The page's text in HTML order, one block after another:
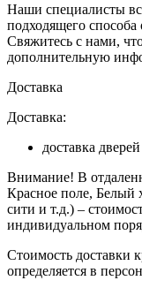
Наши специалисты
подходящего
Свяжитесь с нами,
дополнительную
Доставка
Доставка:
доставка
Внимание! В
Красное поле, Белый
сити и т.д.) –
индивидуальном
Стоимость доставки
определяется в